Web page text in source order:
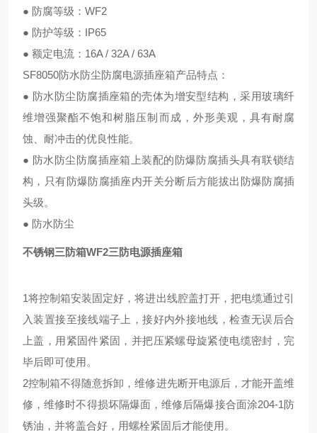
● 防腐等级：WF2
● 防护等级：IP65
● 额定电流：16A / 32A / 63A
SF8050防水防尘防腐电源插座箱产品特点：
● 防水防尘防腐插座箱的壳体为增安型结构，采用玻璃纤
维增强聚酯不饱和树脂压制而成，外形美观，具有耐腐
蚀、耐冲击的优良性能。
● 防水防尘防腐插座箱上装配的防爆防腐插头具有联锁结
构，只有防爆防腐插座内开关分断后方能拔出防爆防腐插
头级。
● 防水防尘
不锈钢三防箱WF2三防电源插座箱
1将控制箱安装固定好，将进出线腔盖打开，把电缆通过引
入装置接至接线端子上，接好内外接地线，检查无误后合
上盖，用紧固件紧固，并把压紧螺母旋紧使电缆密封，完
毕后即可使用。
2控制箱不得随意拆卸，维修进先断开电源后，才能开盖维
修，维修时不得损坏隔爆面，维修后隔爆接合面涂204-1防
锈油，并将盖合好，用螺栓紧固后才能使用。